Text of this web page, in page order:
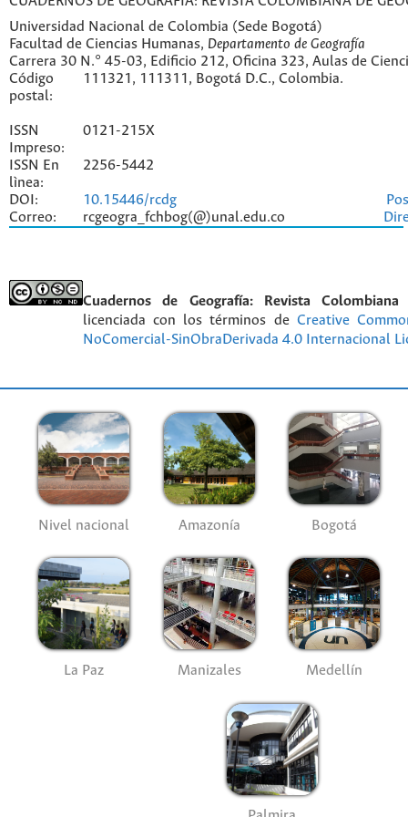
Universidad Nacional de Colombia (Sede Bogotá)
Facultad de Ciencias Humanas, Departamento de Geografía
Carrera 30 N.° 45-03, Edificio 212, Oficina 323, Aulas de
Código
postal:
111321, 111311, Bogotá D.C., Colombia.
ISSN
Impreso:
0121-215X
ISSN En
lìnea:
2256-5442
DOI: 10.15446/rcdg
Correo:
rcgeogra_fchbog(@)unal.edu.co
Cuadernos de Geografía: Revista Colombiana
licenciada con los términos de Creative
NoComercial-SinObraDerivada 4.0 Internacional
Nivel nacional Amazonía Bogotá
La Paz Manizales Medellín